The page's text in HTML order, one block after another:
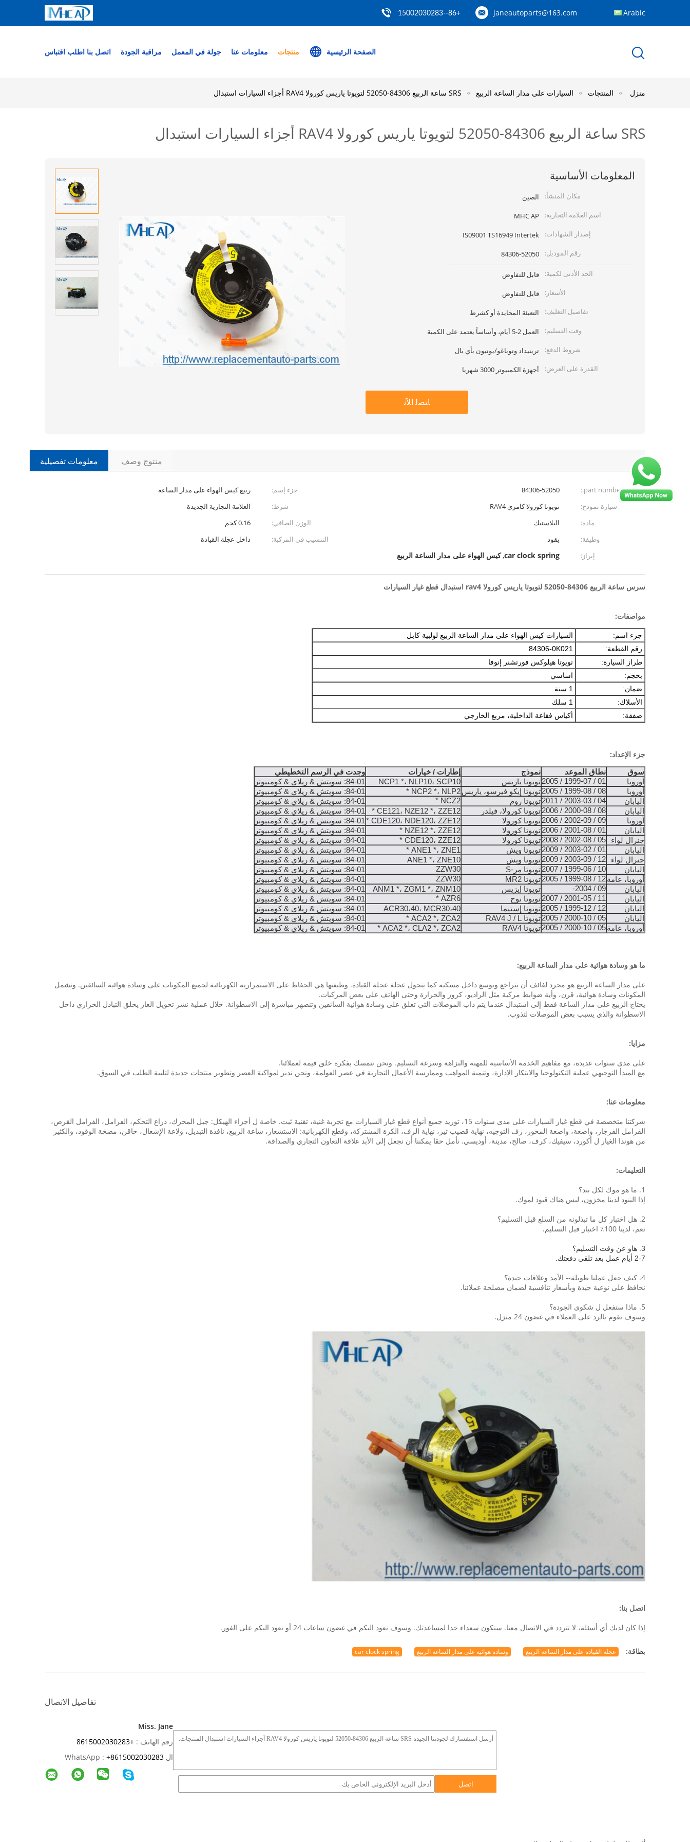
janeautoparts@163.com
+86--15002030283 Arabic
الصفحة الرئيسية منتجات معلومات عنا جولة في المعمل مراقبة الجودة اتصل بنا اطلب اقتباس
منزل المنتجات السيارات على مدار الساعة الربيع SRS ساعة الربيع 84306-52050 لتويوتا ياريس كورولا RAV4 أجزاء السيارات استبدال
SRS ساعة الربيع 84306-52050 لتويوتا ياريس كورولا RAV4 أجزاء السيارات استبدال
المعلومات الأساسية
مكان المنشأ:
الصين
اسم العلامة التجارية:
MHC AP
إصدار الشهادات:
IS09001 TS16949 Intertek
رقم الموديل:
84306-52050
الحد الأدنى لكمية:
قابل للتفاوض
الأسعار:
قابل للتفاوض
تفاصيل التغليف:
التعبئة المحايدة أو كشرط
وقت التسليم:
العمل 2-5 أيام، وأساساً يعتمد على الكمية
شروط الدفع:
ترينيداد وتوباغو/يونيون بأي بال
القدرة على العرض:
أجهزة الكمبيوتر 3000 شهريا
ﺎﺘﺼﻟ ﺍﻶﻧ
معلومات تفصيلية منتوج وصف
part number.:
84306-52050 جزء إسم:
ربيع كيس الهواء على مدار الساعة
سيارة نموذج:
تويوتا كورولا كامري RAV4 شرط:
العلامة التجارية الجديدة
مادة:
البلاستيك الوزن الصافي:
0.16 كجم
وظيفة:
يقود التنسيب في المركبة:
داخل عجلة القيادة
إبراز:
car clock spring
,كيس الهواء على مدار الساعة الربيع
سرس ساعة الربيع 84306-52050 لتويوتا ياريس كورولا rav4 استبدال قطع غيار السيارات
مواصفات:
جزء اسم:
السيارات كيس الهواء على مدار الساعة الربيع لولبية كابل
رقم القطعة:
84306-0K021
طراز السيارة:
تويوتا هيلوكس فورتشنر إنوفا
بحجم:
اساسي
ضمان:
1 سنة
الأسلاك:
1 سلك
صفقة:
أكياس فقاعة الداخلية، مربع الخارجي
جزء الإعداد:
سوق نطاق الموعد نموذج إطارات / خيارات
وجدت في الرسم التخطيطي
أوروبا
01 / 1999-07 / 2005 تويوتا ياريس NCP1 *، NLP10، SCP10
84-01: سويتش & ريلاي & كومبيوتر
أوروبا
08 / 1999-08 / 2005 تويوتا إيكو فيرسو، ياريسNCP2 *، NLP2 *
84-01: سويتش & ريلاي & كومبيوتر
اليابان
04 / 2003-03 / 2011 تويوتا روم NCZ2 *
84-01: سويتش & ريلاي & كومبيوتر
اليابان
08 / 2000-08 / 2006 تويوتا كورولا، فيلدر CE121، NZE12 *، ZZE12 *
84-01: سويتش & ريلاي & كومبيوتر
أوروبا
09 / 2002-09 / 2006 تويوتا كورولا CDE120، NDE120، ZZE12 *
84-01: سويتش & ريلاي & كومبيوتر
اليابان
01 / 2001-08 / 2006 تويوتا كورولا NZE12 *، ZZE12 *
84-01: سويتش & ريلاي & كومبيوتر
جنرال لواء
05 / 2002-08 / 2008 تويوتا كورولا CDE120، ZZE12 *
84-01: سويتش & ريلاي & كومبيوتر
اليابان
01 / 2003-02 / 2009 تويوتا ويش ANE1 *، ZNE1 *
84-01: سويتش & ريلاي & كومبيوتر
جنرال لواء
12 / 2003-09 / 2009 تويوتا ويش ANE1 *، ZNE10
84-01: سويتش & ريلاي & كومبيوتر
اليابان
10 / 1999-06 / 2007 تويوتا مر-S ZZW30
84-01: سويتش & ريلاي & كومبيوتر
أوروبا، عامة12 / 1999-08 / 2005 تويوتا MR2 ZZW30
84-01: سويتش & ريلاي & كومبيوتر
اليابان
09 / 2004- تويوتا إيزيس ANM1 *، ZGM1 *، ZNM10
84-01: سويتش & ريلاي & كومبيوتر
اليابان
11 / 2001-05 / 2007 تويوتا نوح AZR6 *
84-01: سويتش & ريلاي & كومبيوتر
اليابان
12 / 1999-12 / 2005 تويوتا إستيما ACR30،40، MCR30،40
84-01: سويتش & ريلاي & كومبيوتر
اليابان
05 / 2000-10 / 2005 تويوتا RAV4 J / L ACA2 *، ZCA2 *
84-01: سويتش & ريلاي & كومبيوتر
أوروبا، عامة05 / 2000-10 / 2005 تويوتا RAV4 ACA2 *، CLA2 *، ZCA2 * 84-01: سويتش & ريلاي & كومبيوتر
ما هو وسادة هوائية على مدار الساعة الربيع:
على مدار الساعة الربيع هو مجرد لفائف أن يتراجع ويوسع داخل مسكنه كما يتحول عجلة عجلة القيادة. وظيفتها هي الحفاظ على الاستمرارية الكهربائية لجميع المكونات على وسادة هوائية السائقين. وتشمل
المكونات وسادة هوائية، قرن، وأية ضوابط مركبة مثل الراديو، كروز والحرارة وحتى الهاتف على بعض المركبات.
يحتاج الربيع على مدار الساعة فقط إلى استبدال عندما يتم ذاب الموصلات التي تعلق على وسادة هوائية السائقين وتنصهر مباشرة إلى الاسطوانة. خلال عملية نشر تحويل الغاز يخلق التبادل الحراري داخل
الاسطوانة والذي يسبب بعض الموصلات لتذوب.
مزايا:
على مدى سنوات عديدة، مع مفاهيم الخدمة الأساسية للمهنة والنزاهة وسرعة التسليم. ونحن نتمسك بفكرة خلق قيمة لعملائنا.
مع المبدأ التوجيهي عملية التكنولوجيا والابتكار الإدارة، وتنمية المواهب وممارسة الأعمال التجارية في عصر العولمة، ونحن ندير لمواكبة العصر وتطوير منتجات جديدة لتلبية الطلب في السوق.
معلومات عنا:
شركتنا متخصصة في قطع غيار السيارات على مدى سنوات 15، توريد جميع أنواع قطع غيار السيارات مع تجربة غنية، تقنية ثبت. خاصة ل أجزاء الهيكل: جبل المحرك، ذراع التحكم، الفرامل، الفرامل القرص،
الفرامل الفرجار، واضعة، واضعة المحور، رف التوجيه، نهاية قضيب تير، نهاية الرف، الكرة المشتركة، وقطع الكهربائية: الاستشعار، ساعة الربيع، نافذة التبديل، ولاعة الإشعال، حاقن، مضخة الوقود، والكثير
من هوندا الغيار ل أكورد، سيفيك، كرف، صالح، مدينة، أوديسي. نأمل حقا يمكننا أن نجعل إلى الأبد علاقة التعاون التجاري والصداقة.
التعليمات:
1. ما هو موك لكل بند؟
إذا البنود لدينا مخزون، ليس هناك قيود لموك.
2. هل اختبار كل ما تبذلونه من السلع قبل التسليم؟
نعم، لدينا 100٪ اختبار قبل التسليم.
3. هاو عن وقت التسليم؟
2-7 أيام عمل بعد تلقي دفعتك.
4. كيف جعل عملنا طويلة-- الأمد وعلاقات جيدة؟
نحافظ على نوعية جيدة وبأسعار تنافسية لضمان مصلحة عملائنا.
5. ماذا ستفعل ل شكوى الجودة؟
وسوف نقوم بالرد على العملاء في غضون 24 منزل.
اتصل بنا:
إذا كان لديك أي أسئلة، لا تتردد في الاتصال معنا. سنكون سعداء جدا لمساعدتك. وسوف نعود اليكم في غضون ساعات 24 أو نعود اليكم على الفور.
بطاقة: عجلة القيادة على مدار الساعة الربيع وسادة هوائية على مدار الساعة الربيع car clock spring
تفاصيل الاتصال
Miss. Jane
رقم الهاتف : +8615002030283
ال WhatsApp :
+8615002030283
اتصل